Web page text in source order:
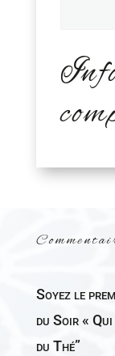
Soyez le
du Soir «
du Thé”